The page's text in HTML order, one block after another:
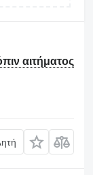
αιτήματος